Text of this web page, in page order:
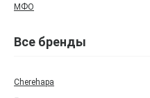
МФО
Все бренды
Cherehapa